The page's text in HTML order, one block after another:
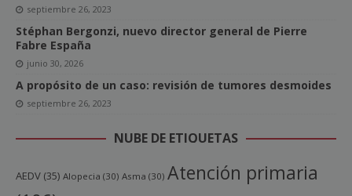
septiembre 26, 2023
Stéphan Bergonzi, nuevo director general de Pierre
Fabre España
junio 30, 2026
A propósito de un caso: revisión de tumores desmoides
septiembre 26, 2023
NUBE DE ETIQUETAS
AEDV (35) Alopecia (30) Asma (30) Atención primaria